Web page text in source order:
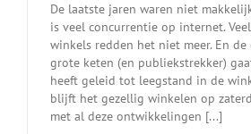
De laatste jaren waren niet
is veel concurrentie op internet.
winkels redden het niet meer. En de
grote keten (en publiekstrekker)
heeft geleid tot leegstand in de
blijft het gezellig winkelen op
met al deze ontwikkelingen [...]